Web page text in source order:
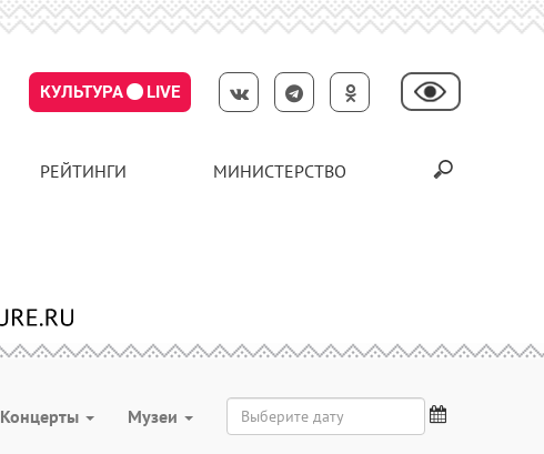
КУЛЬТУРА LIVE
РЕЙТИНГИ МИНИСТЕРСТВО
Концерты Музеи